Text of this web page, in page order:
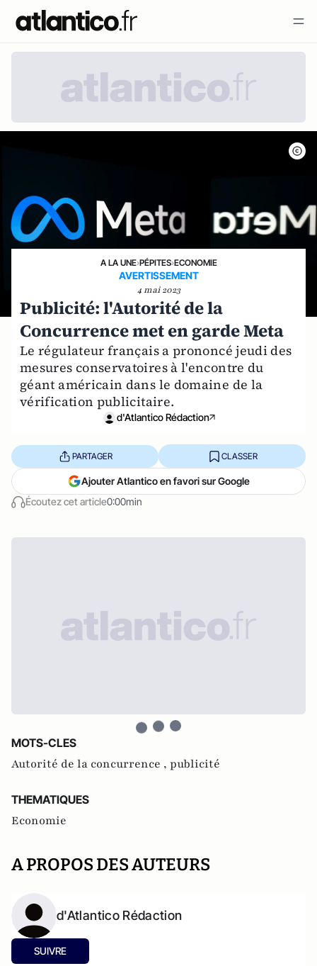
A LA UNE›PÉPITES›ECONOMIE
AVERTISSEMENT
4 mai 2023
Publicité: l'Autorité de la
Concurrence met en garde Meta
Le régulateur français a prononcé jeudi des
mesures conservatoires à l'encontre du
géant américain dans le domaine de la
vérification publicitaire.
d'Atlantico Rédaction
Écoutez cet article0:00min
PARTAGER CLASSER
Ajouter Atlantico en favori sur Google
MOTS-CLES
Autorité de la concurrence , publicité
THEMATIQUES
Economie
A PROPOS DES AUTEURS
d'Atlantico Rédaction
SUIVRE